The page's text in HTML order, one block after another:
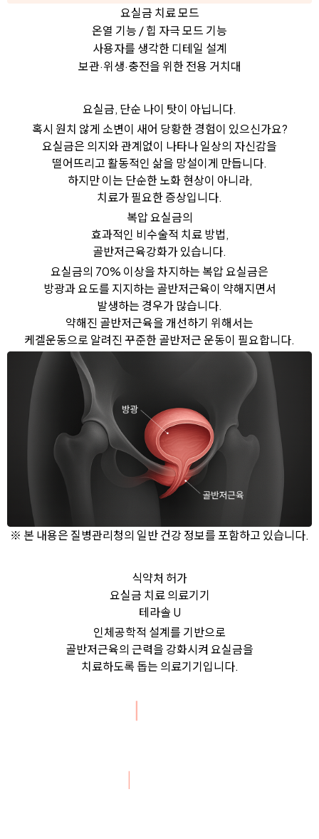
요실금 치료 모드
온열 기능 / 힙 자극 모드 기능
사용자를 생각한 디테일 설계
보관·위생·충전을 위한 전용 거치대
요실금, 단순 나이 탓이 아닙니다.
혹시 원치 않게 소변이 새어 당황한 경험이 있으신가요?
요실금은 의지와 관계없이 나타나 일상의 자신감을
떨어뜨리고 활동적인 삶을 망설이게 만듭니다.
하지만 이는 단순한 노화 현상이 아니라,
치료가 필요한 증상입니다.
복압 요실금의
효과적인 비수술적 치료 방법,
골반저근육강화가 있습니다.
요실금의 70% 이상을 차지하는 복압 요실금은
방광과 요도를 지지하는 골반저근육이 약해지면서
발생하는 경우가 많습니다.
약해진 골반저근육을 개선하기 위해서는
케겔운동으로 알려진 꾸준한 골반저근 운동이 필요합니다.
※ 본 내용은 질병관리청의 일반 건강 정보를 포함하고 있습니다.
식약처 허가
요실금 치료 의료기기
테라솔 U
인체공학적 설계를 기반으로
골반저근육의 근력을 강화시켜 요실금을
치료하도록 돕는 의료기기입니다.